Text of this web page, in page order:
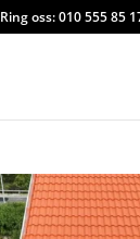
Ring oss: 010 555 85